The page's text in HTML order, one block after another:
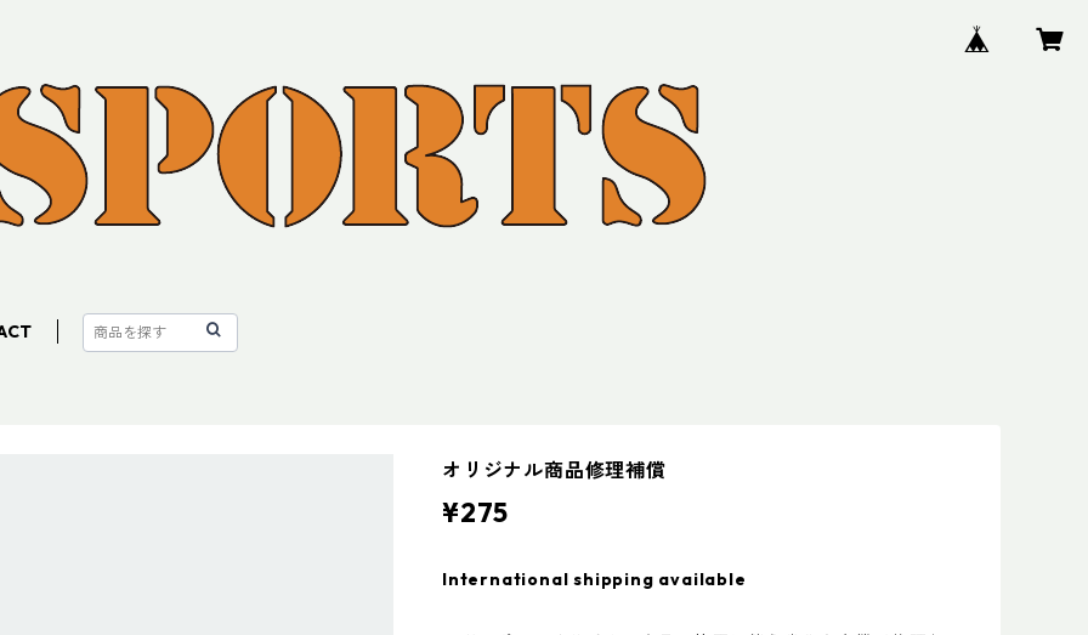
オリジナル商品修理補償
¥275
International shipping available